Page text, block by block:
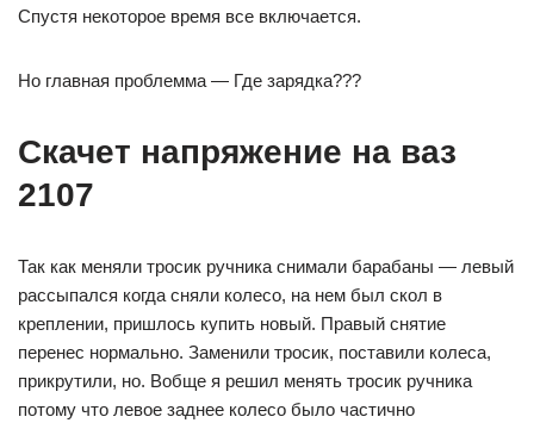
Спустя некоторое время все включается.
Но главная проблемма — Где зарядка???
Скачет напряжение на ваз
2107
Так как меняли тросик ручника снимали барабаны — левый
рассыпался когда сняли колесо, на нем был скол в
креплении, пришлось купить новый. Правый снятие
перенес нормально. Заменили тросик, поставили колеса,
прикрутили, но. Вобще я решил менять тросик ручника
потому что левое заднее колесо было частично